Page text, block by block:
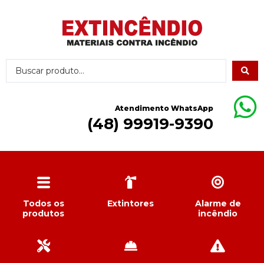
Atendimento WhatsApp
(48) 99919-9390
Todos os
produtos
Extintores
Alarme de
incêndio